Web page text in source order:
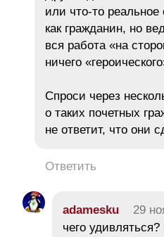
или что-то
как гражданин, но
вся работа «на
ничего
Спроси через
о таких почетных
не ответит, что они
Ответить
adamesku 29
чего